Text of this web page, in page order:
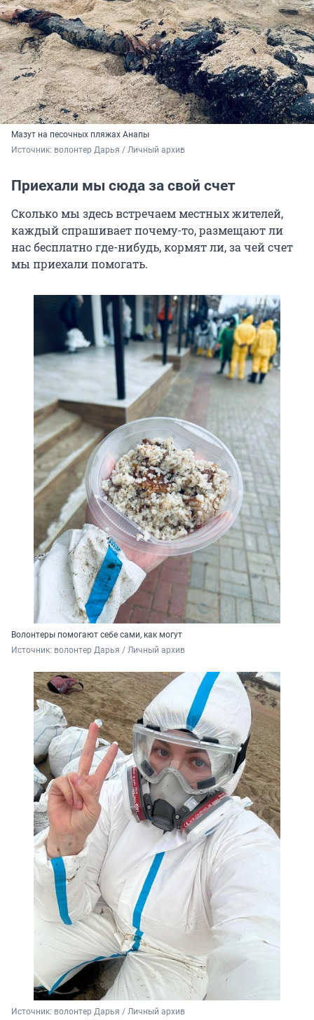
Мазут на песочных пляжах Анапы
Источник: волонтер Дарья / Личный архив
Приехали мы сюда за свой счет
Сколько мы здесь встречаем местных жителей,
каждый спрашивает почему-то, размещают ли
нас бесплатно где-нибудь, кормят ли, за чей счет
мы приехали помогать.
Волонтеры помогают себе сами, как могут
Источник: волонтер Дарья / Личный архив
Источник: волонтер Дарья / Личный архив